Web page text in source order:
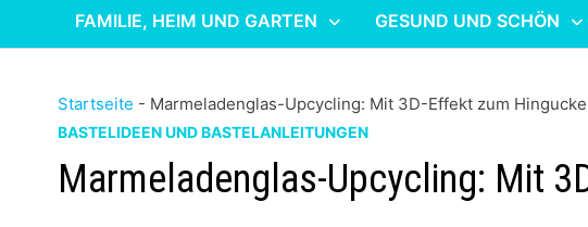
FAMILIE, HEIM UND GARTEN GESUND UND SCHÖN
Startseite - Marmeladenglas-Upcycling: Mit 3D-Effekt zum
BASTELIDEEN UND BASTELANLEITUNGEN
Marmeladenglas-Upcycling: Mit